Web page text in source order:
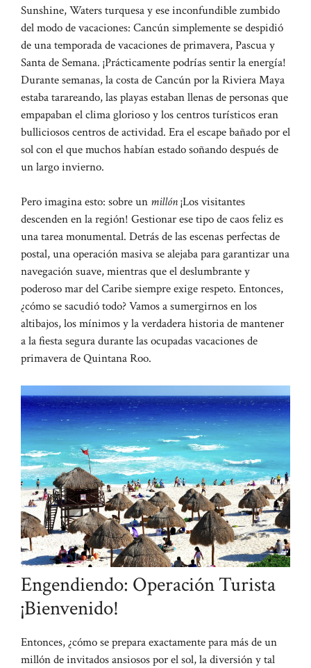
Sunshine, Waters turquesa y ese inconfundible zumbido
del modo de vacaciones: Cancún simplemente se despidió
de una temporada de vacaciones de primavera, Pascua y
Santa de Semana. ¡Prácticamente podrías sentir la energía!
Durante semanas, la costa de Cancún por la Riviera Maya
estaba tarareando, las playas estaban llenas de personas que
empapaban el clima glorioso y los centros turísticos eran
bulliciosos centros de actividad. Era el escape bañado por el
sol con el que muchos habían estado soñando después de
un largo invierno.
Pero imagina esto: sobre un millón¡Los visitantes
descenden en la región! Gestionar ese tipo de caos feliz es
una tarea monumental. Detrás de las escenas perfectas de
postal, una operación masiva se alejaba para garantizar una
navegación suave, mientras que el deslumbrante y
poderoso mar del Caribe siempre exige respeto. Entonces,
¿cómo se sacudió todo? Vamos a sumergirnos en los
altibajos, los mínimos y la verdadera historia de mantener
a la fiesta segura durante las ocupadas vacaciones de
primavera de Quintana Roo.
Engendiendo: Operación Turista
¡Bienvenido!
Entonces, ¿cómo se prepara exactamente para más de un
millón de invitados ansiosos por el sol, la diversión y tal